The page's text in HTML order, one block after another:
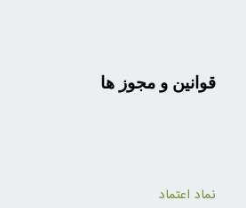
قوانین و مجوز ها
نماد اعتماد